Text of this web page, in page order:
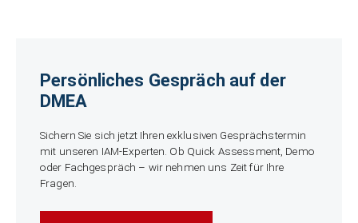
Persönliches Gespräch auf der
DMEA
Sichern Sie sich jetzt Ihren exklusiven Gesprächstermin
mit unseren IAM-Experten. Ob Quick Assessment, Demo
oder Fachgespräch – wir nehmen uns Zeit für Ihre
Fragen.